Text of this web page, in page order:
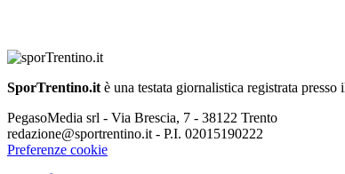
SporTrentino.it è una testata giornalistica registrata
PegasoMedia srl - Via Brescia, 7 - 38122 Trento
redazione@sportrentino.it - P.I. 02015190222
Preferenze cookie